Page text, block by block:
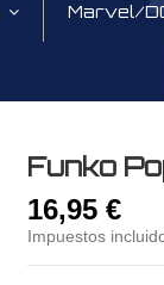
Marvel/
Funko
16,95 €
Impuestos